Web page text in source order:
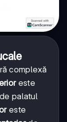
complexă
este
palatul
este